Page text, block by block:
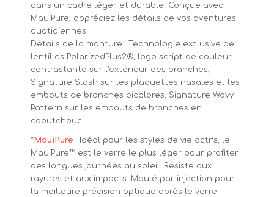
dans un cadre léger et durable. Conçue avec
MauiPure, appréciez les détails de vos aventures
quotidiennes.
Détails de la monture : Technologie exclusive de
lentilles PolarizedPlus2®, logo script de couleur
contrastante sur l’extérieur des branches,
Signature Slash sur les plaquettes nasales et les
embouts de branches bicolores, Signature Wavy
Pattern sur les embouts de branches en
caoutchouc
*MauiPure : Idéal pour les styles de vie actifs, le
MauiPure™ est le verre le plus léger pour profiter
des longues journées au soleil. Résiste aux
rayures et aux impacts. Moulé par injection pour
la meilleure précision optique après le verre